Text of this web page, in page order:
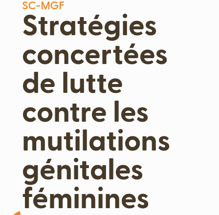
SC-MGF
Stratégies
concertées
de lutte
contre les
mutilations
génitales
féminines